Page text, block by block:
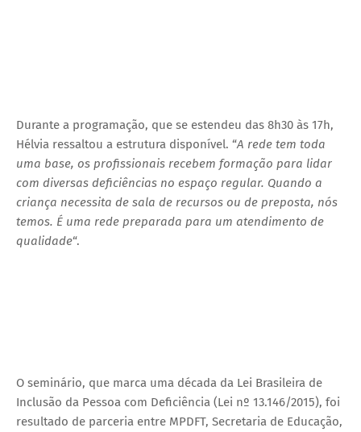
Durante a programação, que se estendeu das 8h30 às 17h,
Hélvia ressaltou a estrutura disponível. “A rede tem toda
uma base, os profissionais recebem formação para lidar
com diversas deficiências no espaço regular. Quando a
criança necessita de sala de recursos ou de preposta, nós
temos. É uma rede preparada para um atendimento de
qualidade“.
O seminário, que marca uma década da Lei Brasileira de
Inclusão da Pessoa com Deficiência (Lei nº 13.146/2015), foi
resultado de parceria entre MPDFT, Secretaria de Educação,